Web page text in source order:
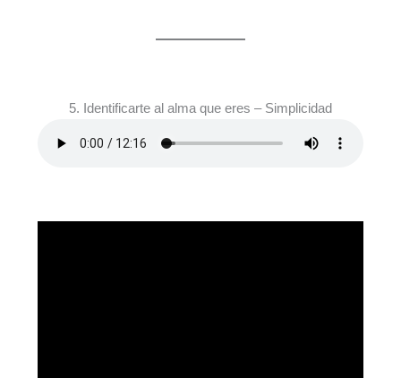
5. Identificarte al alma que eres – Simplicidad